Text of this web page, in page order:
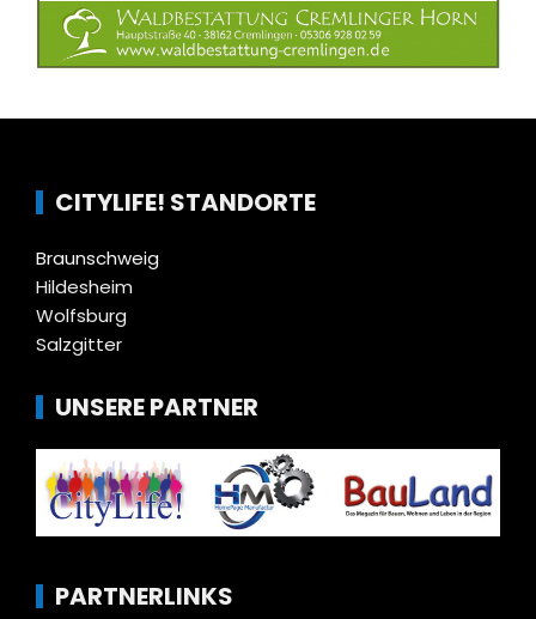
CITYLIFE! STANDORTE
Braunschweig
Hildesheim
Wolfsburg
Salzgitter
UNSERE PARTNER
PARTNERLINKS